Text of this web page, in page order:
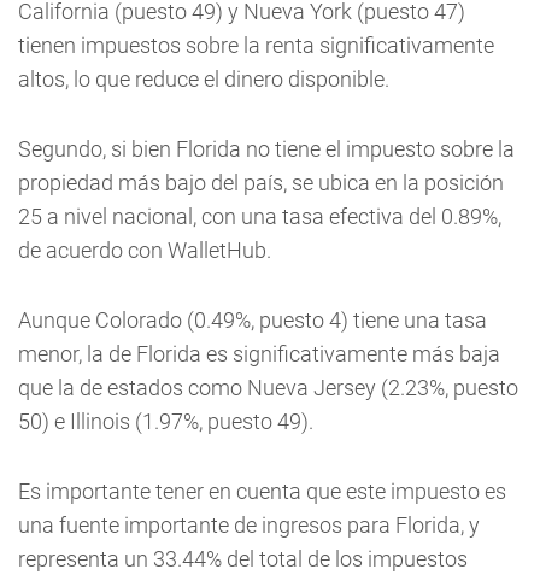
California (puesto 49) y Nueva York (puesto 47)
tienen impuestos sobre la renta significativamente
altos, lo que reduce el dinero disponible.
Segundo, si bien Florida no tiene el impuesto sobre la
propiedad más bajo del país, se ubica en la posición
25 a nivel nacional, con una tasa efectiva del 0.89%,
de acuerdo con WalletHub.
Aunque Colorado (0.49%, puesto 4) tiene una tasa
menor, la de Florida es significativamente más baja
que la de estados como Nueva Jersey (2.23%, puesto
50) e Illinois (1.97%, puesto 49).
Es importante tener en cuenta que este impuesto es
una fuente importante de ingresos para Florida, y
representa un 33.44% del total de los impuestos